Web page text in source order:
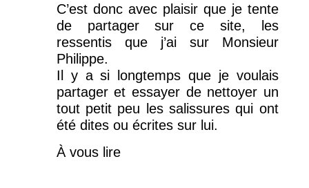
C’est donc avec plaisir que je tente
de partager sur ce site, les
ressentis que j’ai sur Monsieur
Philippe.
Il y a si longtemps que je voulais
partager et essayer de nettoyer un
tout petit peu les salissures qui ont
été dites ou écrites sur lui.
À vous lire